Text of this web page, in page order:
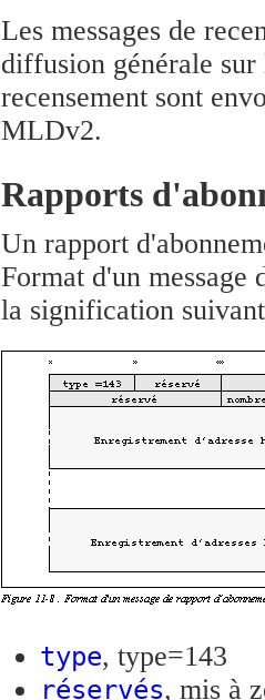
Les messages de
diffusion générale
recensement sont
MLDv2.
Rapports
Un rapport
Format d'un
la signification
type, type=143
réservés, mis à